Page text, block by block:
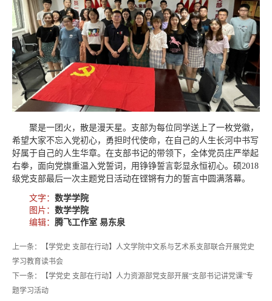
聚是一团火，散是漫天星。支部为每位同学送上了一枚党徽，
希望大家不忘入党初心，勇担时代使命，在自己的人生长河中书写
好属于自己的人生华章。在支部书记的带领下，全体党员庄严举起
右拳，面向党旗重温入党誓词，用铮铮誓言彰显永恒初心。硕2018
级党支部最后一次主题党日活动在铿锵有力的誓言中圆满落幕。
文字： 数学学院
图片： 数学学院
编辑： 腾飞工作室 易东泉
上一条：【学党史 支部在行动】人文学院中文系与艺术系支部联合开展党史
学习教育读书会
下一条：【学党史 支部在行动】人力资源部党支部开展“支部书记讲党课”专
题学习活动